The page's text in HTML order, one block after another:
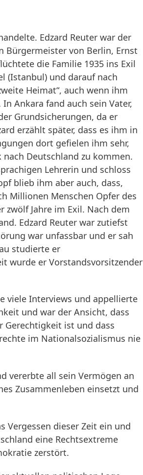
Edzard Reuter war der
Bürgermeister von Berlin, Ernst
die Familie 1935 ins Exil
(Istanbul) und darauf nach
Heimat“, auch wenn ihm
Ankara fand auch sein Vater,
Grundsicherungen, da er
erzählt später, dass es ihm in
dort gefielen ihm sehr,
Deutschland zu kommen.
Lehrerin und schloss
blieb ihm aber auch, dass,
Millionen Menschen Opfer des
Jahre im Exil. Nach dem
Edzard Reuter war zutiefst
war unfassbar und er sah
studierte er
wurde er Vorstandsvorsitzender
viele Interviews und appellierte
und war der Ansicht, dass
Gerechtigkeit ist und dass
im Nationalsozialismus nie
vererbte all sein Vermögen an
Zusammenleben einsetzt und
Vergessen dieser Zeit ein und
eine Rechtsextreme
zerstört.